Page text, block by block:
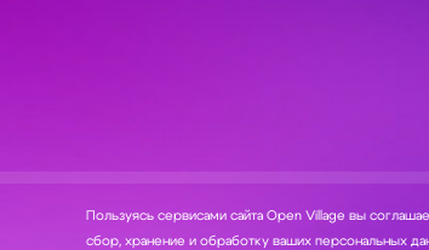
Пользуясь сервисами сайта Open Village вы
сбор, хранение и обработку ваших персональных данных